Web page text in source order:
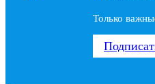
Только